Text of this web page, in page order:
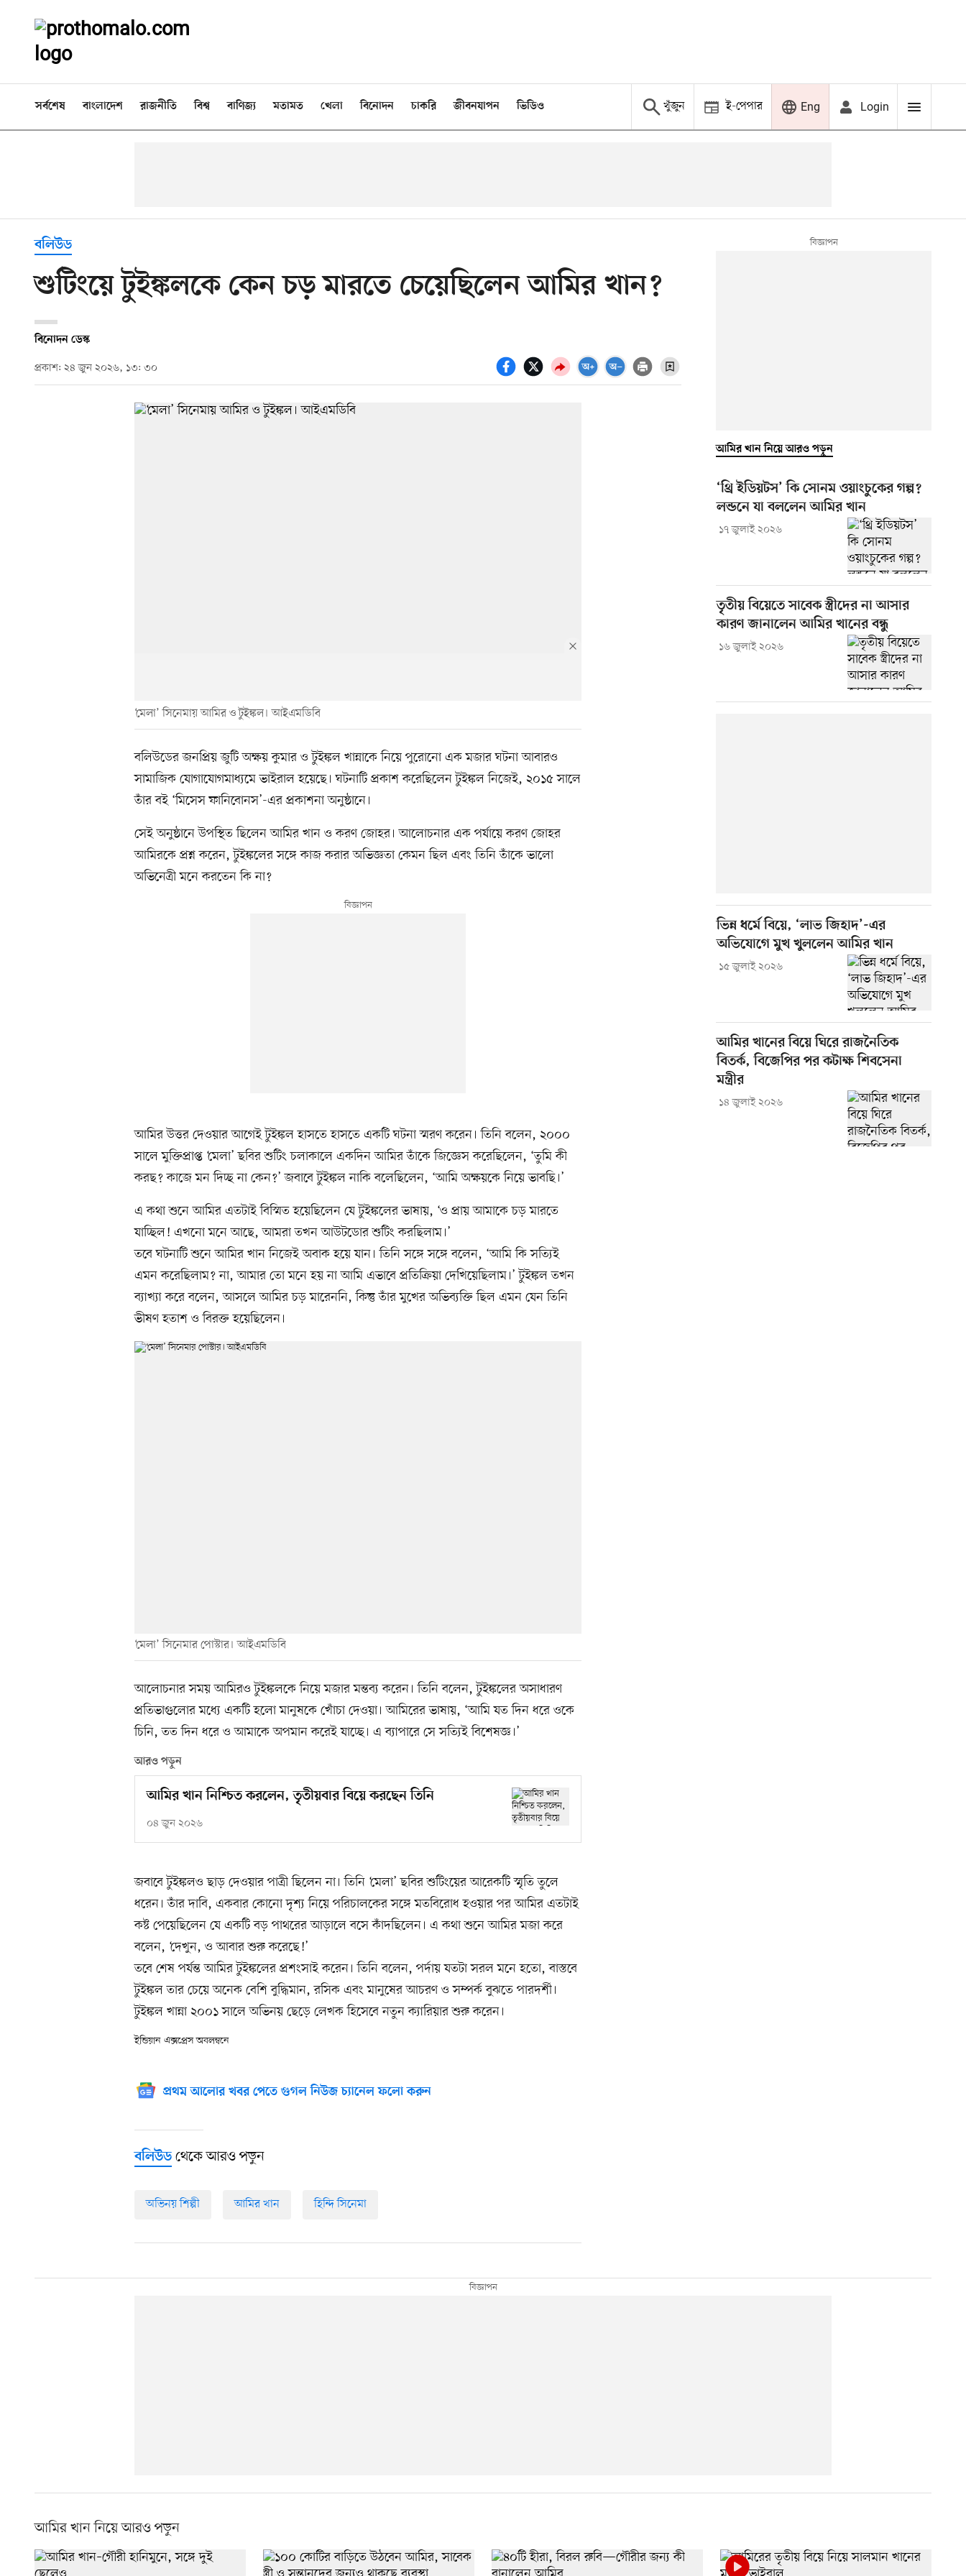
সর্বশেষ বাংলাদেশ রাজনীতি বিশ্ব বাণিজ্য মতামত খেলা বিনোদন চাকরি জীবনযাপন ভিডিও খুঁজুন ই-পেপার Eng Login
বলিউড
শুটিংয়ে টুইঙ্কলকে কেন চড় মারতে চেয়েছিলেন আমির খান?
বিনোদন ডেস্ক
প্রকাশ: ২৪ জুন ২০২৬, ১৩: ৩০
‘মেলা’ সিনেমায় আমির ও টুইঙ্কল। আইএমডিবি
বলিউডের জনপ্রিয় জুটি অক্ষয় কুমার ও টুইঙ্কল খান্নাকে নিয়ে পুরোনো এক মজার ঘটনা আবারও
সামাজিক যোগাযোগমাধ্যমে ভাইরাল হয়েছে। ঘটনাটি প্রকাশ করেছিলেন টুইঙ্কল নিজেই, ২০১৫ সালে
তাঁর বই ‘মিসেস ফানিবোনস’-এর প্রকাশনা অনুষ্ঠানে।
সেই অনুষ্ঠানে উপস্থিত ছিলেন আমির খান ও করণ জোহর। আলোচনার এক পর্যায়ে করণ জোহর
আমিরকে প্রশ্ন করেন, টুইঙ্কলের সঙ্গে কাজ করার অভিজ্ঞতা কেমন ছিল এবং তিনি তাঁকে ভালো
অভিনেত্রী মনে করতেন কি না?
আমির উত্তর দেওয়ার আগেই টুইঙ্কল হাসতে হাসতে একটি ঘটনা স্মরণ করেন। তিনি বলেন, ২০০০
সালে মুক্তিপ্রাপ্ত ‘মেলা’ ছবির শুটিং চলাকালে একদিন আমির তাঁকে জিজ্ঞেস করেছিলেন, ‘তুমি কী
করছ? কাজে মন দিচ্ছ না কেন?’ জবাবে টুইঙ্কল নাকি বলেছিলেন, ‘আমি অক্ষয়কে নিয়ে ভাবছি।’
এ কথা শুনে আমির এতটাই বিস্মিত হয়েছিলেন যে টুইঙ্কলের ভাষায়, ‘ও প্রায় আমাকে চড় মারতে
যাচ্ছিল! এখনো মনে আছে, আমরা তখন আউটডোর শুটিং করছিলাম।’
তবে ঘটনাটি শুনে আমির খান নিজেই অবাক হয়ে যান। তিনি সঙ্গে সঙ্গে বলেন, ‘আমি কি সত্যিই
এমন করেছিলাম? না, আমার তো মনে হয় না আমি এভাবে প্রতিক্রিয়া দেখিয়েছিলাম।’ টুইঙ্কল তখন
ব্যাখ্যা করে বলেন, আসলে আমির চড় মারেননি, কিন্তু তাঁর মুখের অভিব্যক্তি ছিল এমন যেন তিনি
ভীষণ হতাশ ও বিরক্ত হয়েছিলেন।
‘মেলা’ সিনেমার পোস্টার। আইএমডিবি
আলোচনার সময় আমিরও টুইঙ্কলকে নিয়ে মজার মন্তব্য করেন। তিনি বলেন, টুইঙ্কলের অসাধারণ
প্রতিভাগুলোর মধ্যে একটি হলো মানুষকে খোঁচা দেওয়া। আমিরের ভাষায়, ‘আমি যত দিন ধরে ওকে
চিনি, তত দিন ধরে ও আমাকে অপমান করেই যাচ্ছে। এ ব্যাপারে সে সত্যিই বিশেষজ্ঞ।’
আরও পড়ুন
আমির খান নিশ্চিত করলেন, তৃতীয়বার বিয়ে করছেন তিনি
০৪ জুন ২০২৬
জবাবে টুইঙ্কলও ছাড় দেওয়ার পাত্রী ছিলেন না। তিনি ‘মেলা’ ছবির শুটিংয়ের আরেকটি স্মৃতি তুলে
ধরেন। তাঁর দাবি, একবার কোনো দৃশ্য নিয়ে পরিচালকের সঙ্গে মতবিরোধ হওয়ার পর আমির এতটাই
কষ্ট পেয়েছিলেন যে একটি বড় পাথরের আড়ালে বসে কাঁদছিলেন। এ কথা শুনে আমির মজা করে
বলেন, ‘দেখুন, ও আবার শুরু করেছে!’
তবে শেষ পর্যন্ত আমির টুইঙ্কলের প্রশংসাই করেন। তিনি বলেন, পর্দায় যতটা সরল মনে হতো, বাস্তবে
টুইঙ্কল তার চেয়ে অনেক বেশি বুদ্ধিমান, রসিক এবং মানুষের আচরণ ও সম্পর্ক বুঝতে পারদর্শী।
টুইঙ্কল খান্না ২০০১ সালে অভিনয় ছেড়ে লেখক হিসেবে নতুন ক্যারিয়ার শুরু করেন।
ইন্ডিয়ান এক্সপ্রেস অবলম্বনে
প্রথম আলোর খবর পেতে গুগল নিউজ চ্যানেল ফলো করুন
বলিউড থেকে আরও পড়ুন
অভিনয় শিল্পী আমির খান হিন্দি সিনেমা
আমির খান নিয়ে আরও পড়ুন
‘থ্রি ইডিয়টস’ কি সোনম ওয়াংচুকের গল্প?
লন্ডনে যা বললেন আমির খান
১৭ জুলাই ২০২৬
তৃতীয় বিয়েতে সাবেক স্ত্রীদের না আসার
কারণ জানালেন আমির খানের বন্ধু
১৬ জুলাই ২০২৬
ভিন্ন ধর্মে বিয়ে, ‘লাভ জিহাদ’-এর
অভিযোগে মুখ খুললেন আমির খান
১৫ জুলাই ২০২৬
আমির খানের বিয়ে ঘিরে রাজনৈতিক
বিতর্ক, বিজেপির পর কটাক্ষ শিবসেনা
মন্ত্রীর
১৪ জুলাই ২০২৬
আমির খান নিয়ে আরও পড়ুন